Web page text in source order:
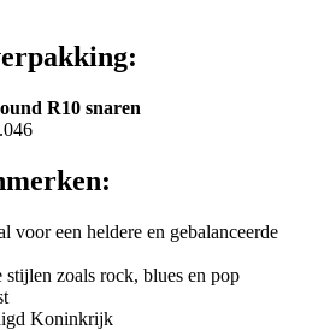
R10 snaren
voor een heldere en gebalanceerde
zoals rock, blues en pop
Koninkrijk